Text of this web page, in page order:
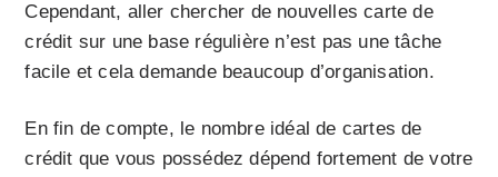
Cependant, aller chercher de nouvelles carte de
crédit sur une base régulière n’est pas une tâche
facile et cela demande beaucoup d’organisation.
En fin de compte, le nombre idéal de cartes de
crédit que vous possédez dépend fortement de votre